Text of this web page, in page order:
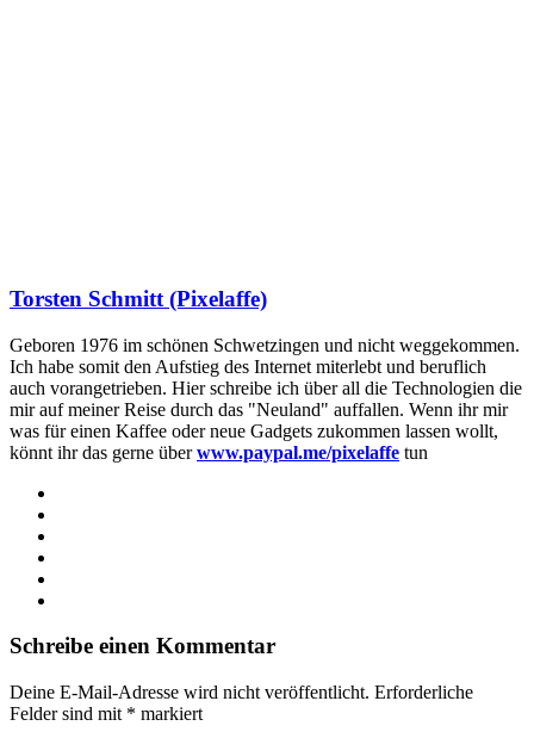
Torsten Schmitt (Pixelaffe)
Geboren 1976 im schönen Schwetzingen und nicht weggekommen.
Ich habe somit den Aufstieg des Internet miterlebt und beruflich
auch vorangetrieben. Hier schreibe ich über all die Technologien die
mir auf meiner Reise durch das "Neuland" auffallen. Wenn ihr mir
was für einen Kaffee oder neue Gadgets zukommen lassen wollt,
könnt ihr das gerne überwww.paypal.me/pixelaffe tun
Schreibe einen Kommentar
Deine E-Mail-Adresse wird nicht veröffentlicht. Erforderliche
Felder sind mit * markiert